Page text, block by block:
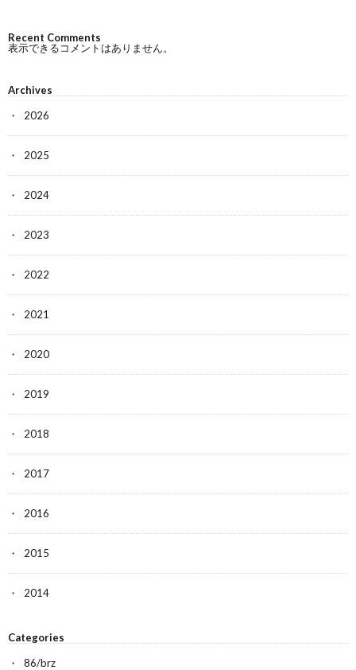
Recent Comments
表示できるコメントはありません。
Archives
2026
2025
2024
2023
2022
2021
2020
2019
2018
2017
2016
2015
2014
Categories
86/brz